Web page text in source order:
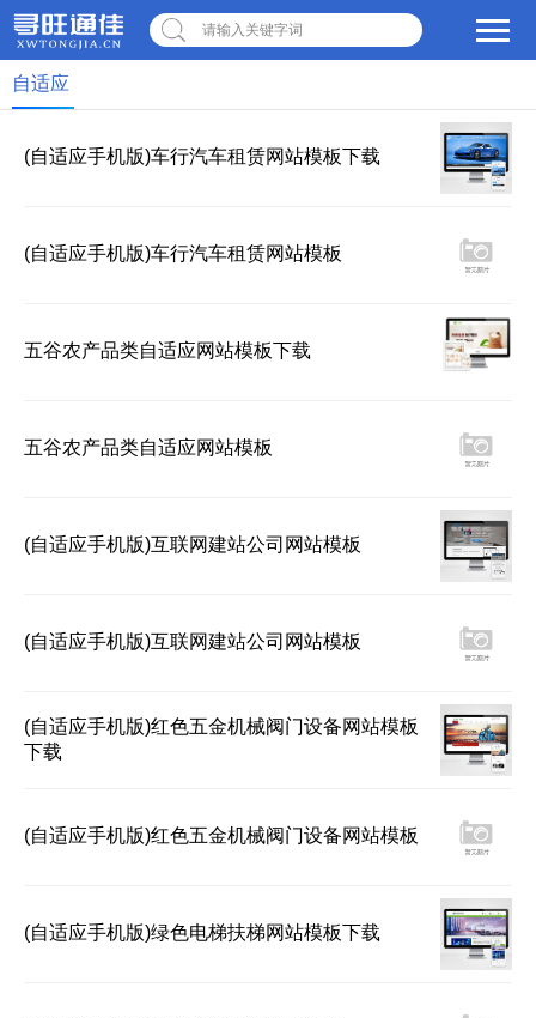
请输入关键字词
自适应
(自适应手机版)车行汽车租赁网站模板下载
(自适应手机版)车行汽车租赁网站模板
五谷农产品类自适应网站模板下载
五谷农产品类自适应网站模板
(自适应手机版)互联网建站公司网站模板
(自适应手机版)互联网建站公司网站模板
(自适应手机版)红色五金机械阀门设备网站模板
下载
(自适应手机版)红色五金机械阀门设备网站模板
(自适应手机版)绿色电梯扶梯网站模板下载